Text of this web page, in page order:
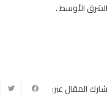
الشرق الأوسط .
شارك المقال عبر: